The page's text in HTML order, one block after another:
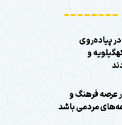
نفر در پیاده‌روی
و
عرصه فرهنگ و
مردمی باشد